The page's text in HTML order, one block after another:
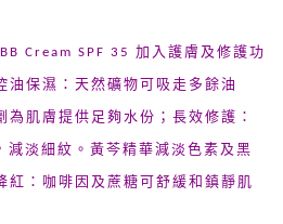
Cream SPF 35 加入護膚及修護功
油保濕：天然礦物可吸走多餘油
為肌膚提供足夠水份；長效修護：
淡細紋。黃芩精華減淡色素及黑
紅：咖啡因及蔗糖可舒緩和鎮靜肌